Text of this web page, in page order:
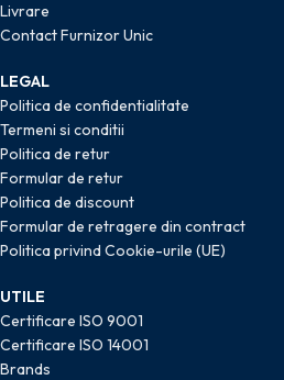
Livrare
Contact Furnizor Unic
LEGAL
Politica de confidentialitate
Termeni si conditii
Politica de retur
Formular de retur
Politica de discount
Formular de retragere din contract
Politica privind Cookie-urile (UE)
UTILE
Certificare ISO 9001
Certificare ISO 14001
Brands